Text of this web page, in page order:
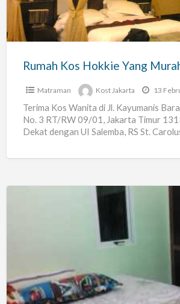
Murah,
Aman
Dan
Matraman Kost Jakarta 13
Terima Kos Wanita di Jl. Kayumanis
No. 3 RT/RW 09/01, Jakarta Timur
Dekat dengan UI Salemba, RS St.
Dekat
Ui